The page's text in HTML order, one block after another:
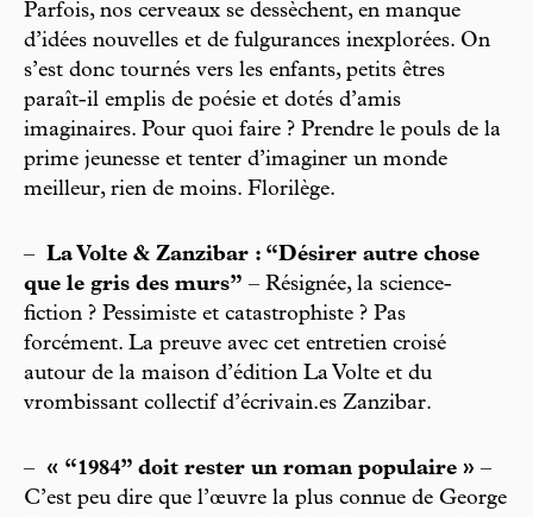
Parfois, nos cerveaux se dessèchent, en manque
d’idées nouvelles et de fulgurances inexplorées. On
s’est donc tournés vers les enfants, petits êtres
paraît-il emplis de poésie et dotés d’amis
imaginaires. Pour quoi faire ? Prendre le pouls de la
prime jeunesse et tenter d’imaginer un monde
meilleur, rien de moins. Florilège.
– La Volte & Zanzibar : “Désirer autre chose
que le gris des murs” – Résignée, la science-
fiction ? Pessimiste et catastrophiste ? Pas
forcément. La preuve avec cet entretien croisé
autour de la maison d’édition La Volte et du
vrombissant collectif d’écrivain.es Zanzibar.
– « “1984” doit rester un roman populaire » –
C’est peu dire que l’œuvre la plus connue de George